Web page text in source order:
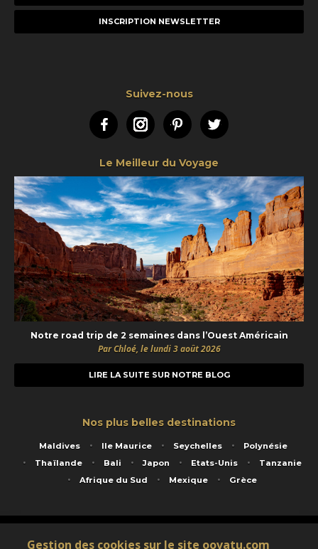
e-
Suivez-nous
FacebookInstagramPinterestTwitter
Le Meilleur du Voyage
Notre road trip de 2 semaines dans l’Ouest Américain
Par Chloé, le lundi 3 août 2026
LIRE LA SUITE SUR NOTRE BLOG
Nos plus belles destinations
Maldives Ile Maurice Seychelles
Polynésie
Thaïlande
Bali Japon Etats-Unis
Tanzanie
Afrique du Sud
Mexique Grèce
Service animé par Nautil Voyages - 22 rue Georges Picquart 75017 Paris - S.A.S
Gestion des cookies sur le site oovatu.com